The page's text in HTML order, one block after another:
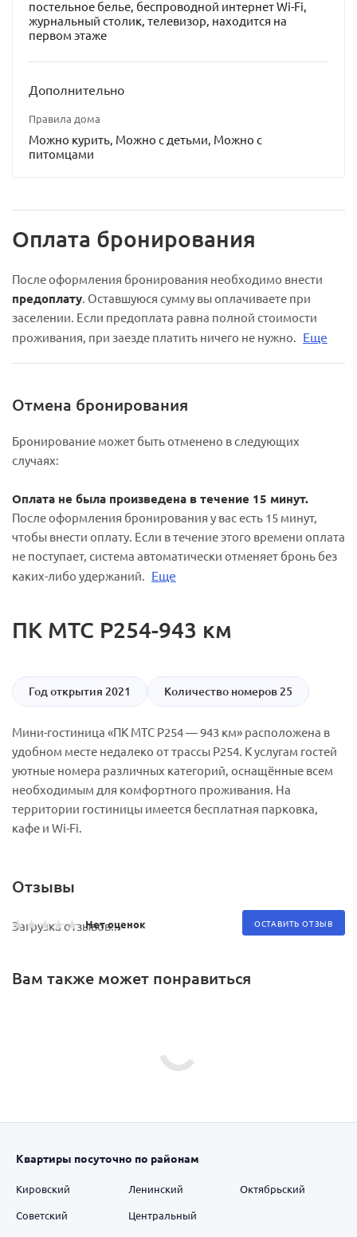
постельное белье, беспроводной интернет Wi-Fi,
журнальный столик, телевизор, находится на
первом этаже
Дополнительно
Правила дома
Можно курить, Можно с детьми, Можно с
питомцами
Оплата бронирования
После оформления бронирования необходимо внести
предоплату. Оставшуюся сумму вы оплачиваете при
заселении. Если предоплата равна полной стоимости
проживания, при заезде платить ничего не нужно. Еще
Отмена бронирования
Бронирование может быть отменено в следующих
случаях:
Оплата не была произведена в течение 15 минут.
После оформления бронирования у вас есть 15 минут,
чтобы внести оплату. Если в течение этого времени оплата
не поступает, система автоматически отменяет бронь без
каких-либо удержаний. Еще
ПК МТС Р254-943 км
Год открытия 2021 Количество номеров 25
Мини-гостиница «ПК МТС Р254 — 943 км» расположена в
удобном месте недалеко от трассы Р254. К услугам гостей
уютные номера различных категорий, оснащённые всем
необходимым для комфортного проживания. На
территории гостиницы имеется бесплатная парковка,
кафе и Wi-Fi.
Отзывы
Нет оценок ОСТАВИТЬ ОТЗЫВ
Загрузка отзывов...
Вам также может понравиться
Квартиры посуточно по районам
Кировский Ленинский
Октябрьский
Советский
Центральный